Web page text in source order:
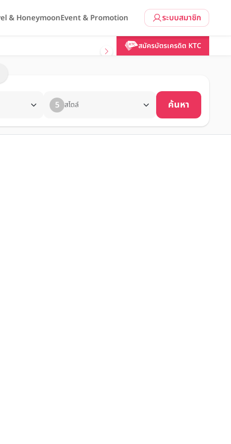
ระบบสมาชิก
& HoneymoonEvent & Promotion
สมัครบัตรเครดิต KTC
5 สไตล์ ค้นหา